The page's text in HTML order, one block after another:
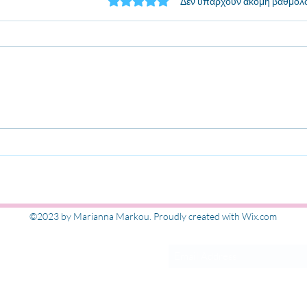
Εγγραφή στις
©2023 by Marianna Markou. Proudly created with Wix.com